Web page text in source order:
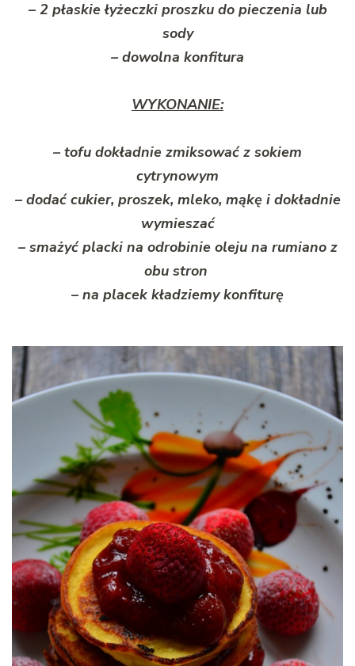
– 2 płaskie łyżeczki proszku do pieczenia lub
sody
– dowolna konfitura
WYKONANIE:
– tofu dokładnie zmiksować z sokiem
cytrynowym
– dodać cukier, proszek, mleko, mąkę i dokładnie
wymieszać
– smażyć placki na odrobinie oleju na rumiano z
obu stron
– na placek kładziemy konfiturę